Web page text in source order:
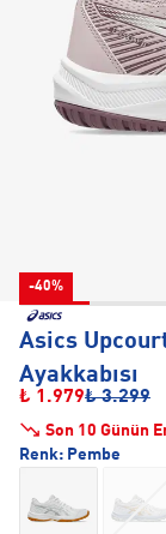
-40%
Asics
Ayakkabısı
₺ 1.979₺ 3.299
Son 10 Günün
Renk: Pembe